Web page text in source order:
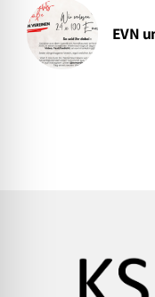
EVN